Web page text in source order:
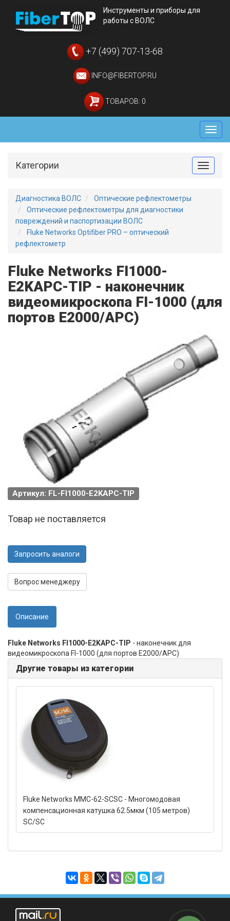
Инструменты и приборы для
работы с ВОЛС
+7 (499) 707-13-68
INFO@FIBERTOP.RU
ТОВАРОВ: 0
Меню
Toggle
Категории
Диагностика ВОЛС
Оптические рефлектометры
Оптические рефлектометры для диагностики
повреждений и паспортизации ВОЛС
Fluke Networks Optifiber PRO – оптический
рефлектометр
Fluke Networks FI1000-
E2KAPC-TIP - наконечник
видеомикроскопа FI-1000 (для
портов E2000/APC)
Артикул: FL-FI1000-E2KAPC-TIP
Товар не поставляется
Запросить аналоги
Вопрос менеджеру
Описание
Fluke Networks FI1000-E2KAPC-TIP - наконечник для
видеомикроскопа FI-1000 (для портов E2000/APC)
Другие товары из категории
Fluke Networks MMC-62-SCSC - Многомодовая
компенсационная катушка 62.5мкм (105 метров)
SC/SC